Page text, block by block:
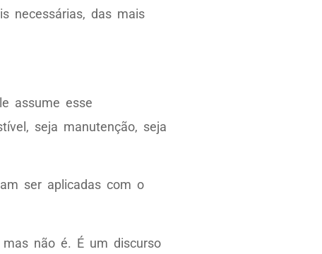
necessárias, das mais
assume esse
seja manutenção, seja
ser aplicadas com o
não é. É um discurso